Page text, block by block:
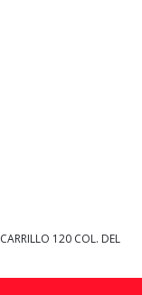
120 COL. DEL